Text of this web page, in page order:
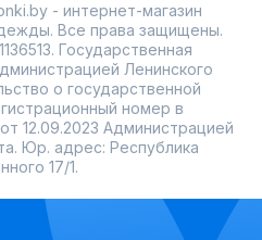
- интернет-магазин
Все права защищены.
Государственная
Ленинского
о государственной
номер в
12.09.2023 Администрацией
Юр. адрес: Республика
17/1.